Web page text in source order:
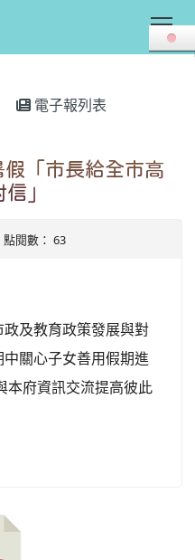
電子報列表
「市長給全市高
」
閱數： 63
及教育政策發展與對
關心子女善用假期進
本府資訊交流提高彼此